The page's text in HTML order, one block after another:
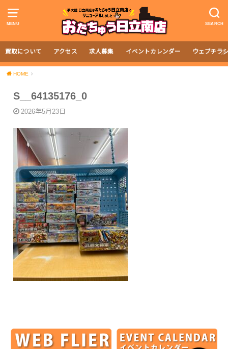
MENU SEARCH
買取について アクセス 求人募集 イベントカレンダー ウェブチラ
HOME
S__64135176_0
2026年5月23日